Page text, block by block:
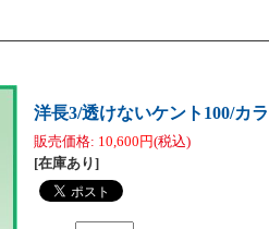
洋長3/透けないケント100/カ
販売価格: 10,600円(税込)
[在庫あり]